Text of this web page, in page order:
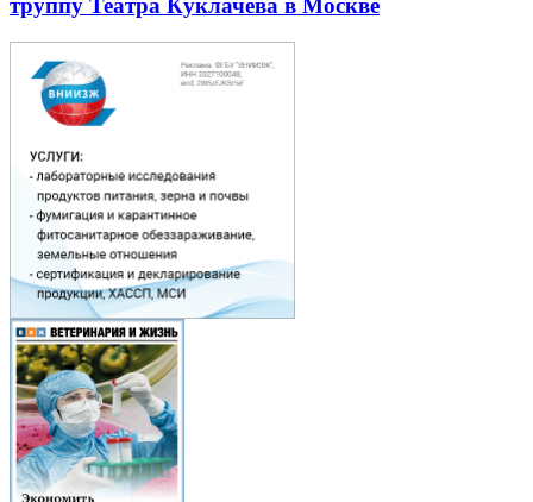
труппу Театра Куклачева в Москве